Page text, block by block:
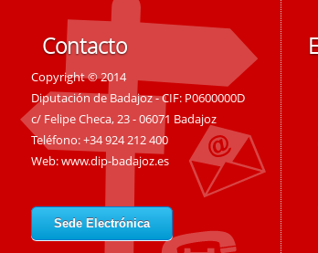
Contacto
Copyright © 2014
Diputación de Badajoz - CIF: P0600000D
c/ Felipe Checa, 23 - 06071 Badajoz
Teléfono: +34 924 212 400
Web:www.dip-badajoz.es
Sede Electrónica